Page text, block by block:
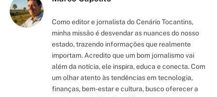
Como editor e jornalista do Cenário Tocantins,
minha missão é desvendar as nuances do nosso
estado, trazendo informações que realmente
importam. Acredito que um bom jornalismo vai
além da notícia, ele inspira, educa e conecta. Com
um olhar atento às tendências em tecnologia,
finanças, bem-estar e cultura, busco oferecer a